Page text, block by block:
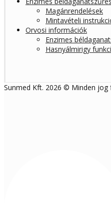
Magánrendelések
Mintavételi
Orvosi információk
Enzimes
Hasnyálmirigy
Sunmed Kft. 2026 © Minden jog